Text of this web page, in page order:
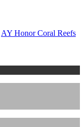
AY Honor Coral Reefs